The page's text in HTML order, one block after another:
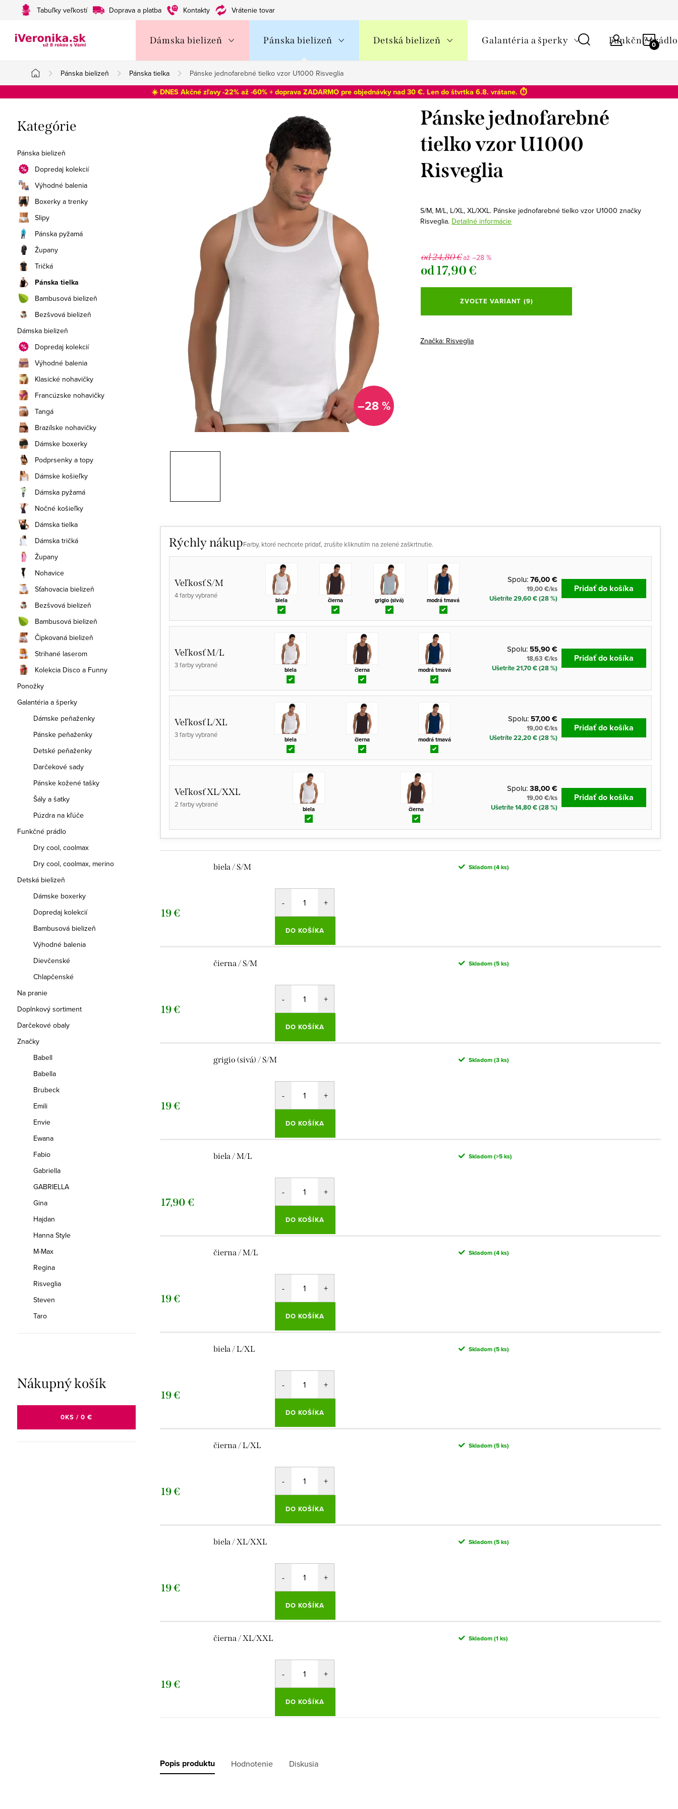
Tabuľky veľkostí Doprava a platba Kontakty Vrátenie tovaru
Dámska bielizeň Pánska bielizeň Detská bielizeň Galantéria a šperky Funkčné prádlo
Domov
Pánska bielizeň Pánska tielka Pánske jednofarebné tielko vzor U1000 Risveglia
☀️ DNES Akčné zľavy -22% až -60% + doprava ZADARMO pre objednávky nad 30 €. Len doštvrtka 6.8. vrátane. ⏱️
o
č
n
ý
p
a
n
e
l
Preskočiť
kategórie
Kategórie
Pánska bielizeň
Dopredaj kolekcií
Výhodné balenia
Boxerky a trenky
Slipy
Pánska pyžamá
Župany
Tričká
Pánska tielka
Bambusová bielizeň
Bezšvová bielizeň
Dámska bielizeň
Dopredaj kolekcií
Výhodné balenia
Klasické nohavičky
Francúzske nohavičky
Tangá
Brazílske nohavičky
Dámske boxerky
Podprsenky a topy
Dámske košieľky
Dámska pyžamá
Nočné košieľky
Dámska tielka
Dámska tričká
Župany
Nohavice
Sťahovacia bielizeň
Bezšvová bielizeň
Bambusová bielizeň
Čipkovaná bielizeň
Strihané laserom
Kolekcia Disco a Funny
Ponožky
Galantéria a šperky
Dámske peňaženky
Pánske peňaženky
Detské peňaženky
Darčekové sady
Pánske kožené tašky
Šály a šatky
Púzdra na kľúče
Funkčné prádlo
Dry cool, coolmax
Dry cool, coolmax, merino
Detská bielizeň
Dámske boxerky
Dopredaj kolekcií
Bambusová bielizeň
Výhodné balenia
Dievčenské
Chlapčenské
Na pranie
Doplnkový sortiment
Darčekové obaly
Značky
Babell
Babella
Brubeck
Emili
Envie
Ewana
Fabio
Gabriella
GABRIELLA
Gina
Hajdan
Hanna Style
M-Max
Regina
Risveglia
Steven
Taro
Nákupný košík
0KS / 0 €
–28 %
Pánske jednofarebné
tielko vzor U1000
Risveglia
S/M, M/L, L/XL, XL/XXL. Pánske jednofarebné tielko vzor U1000 značky
Risveglia. Detailné informácie
od 24,80 €až –28 %
od17,90 €
Jednotková
ZVOĽTE VARIANT (9)
Značka: Risveglia
Rýchly nákupFarby, ktoré nechcete pridať, zrušíte kliknutím na zelené zaškrtnutie.
Veľkosť S/M
4 farby vybrané
biela čierna grigio (sivá) modrá tmavá
Spolu:76,00 €
19,00 €/ks
Ušetríte 29,60 € (28 %)
Pridať do košíka
Veľkosť M/L
3 farby vybrané
biela čierna modrá tmavá
Spolu: 55,90 €
18,63 €/ks
Ušetríte 21,70 € (28 %)
Pridať do košíka
Veľkosť L/XL
3 farby vybrané
biela čierna modrá tmavá
Spolu: 57,00 €
19,00 €/ks
Ušetríte 22,20 € (28 %)
Pridať do košíka
Veľkosť XL/XXL
2 farby vybrané
biela čierna
Spolu:38,00 €
19,00 €/ks
Ušetríte 14,80 € (28 %)
Pridať do košíka
biela / S/M Skladom(4 ks)
19 €
DO KOŠÍKA
čierna / S/M Skladom(5 ks)
19 €
DO KOŠÍKA
grigio (sivá) / S/M Skladom(3 ks)
19 €
DO KOŠÍKA
biela / M/L Skladom(>5 ks)
17,90 €
DO KOŠÍKA
čierna / M/L Skladom(4 ks)
19 €
DO KOŠÍKA
biela / L/XL Skladom(5 ks)
19 €
DO KOŠÍKA
čierna / L/XL Skladom(5 ks)
19 €
DO KOŠÍKA
biela / XL/XXL Skladom(5 ks)
19 €
DO KOŠÍKA
čierna / XL/XXL Skladom(1 ks)
19 €
DO KOŠÍKA
Popis produktu Hodnotenie Diskusia